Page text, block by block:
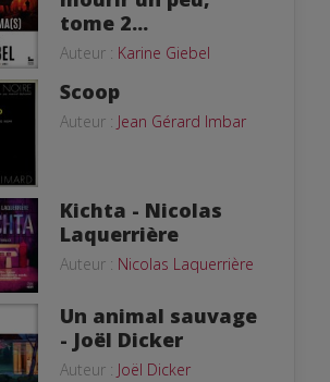
tome 2...
Auteur : Karine Giebel
Scoop
Auteur : Jean Gérard Imbar
Kichta - Nicolas
Laquerrière
Auteur : Nicolas Laquerrière
Un animal sauvage
- Joël Dicker
Auteur : Joël Dicker